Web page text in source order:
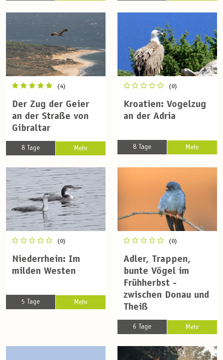
(4)
Der Zug der Geier
an der Straße von
Gibraltar
8 Tage Mehr
(0)
Kroatien: Vogelzug
an der Adria
8 Tage Mehr
(0)
Niederrhein: Im
milden Westen
5 Tage Mehr
(0)
Adler, Trappen,
bunte Vögel im
Frühherbst -
zwischen Donau und
Theiß
6 Tage Mehr